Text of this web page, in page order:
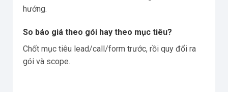
hướng.
So báo giá theo gói hay theo mục tiêu?
Chốt mục tiêu lead/call/form trước, rồi quy đổi ra
gói và scope.